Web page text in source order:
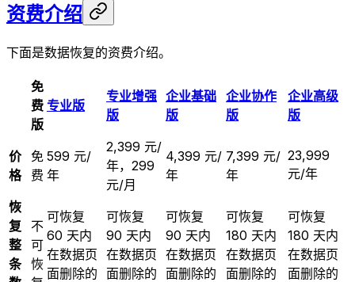
资费介绍
下面是数据恢复的资费介绍。
免
费
版
专业版
专业增强
版
企业基础
版
企业协作
版
企业高级
版
价
格
免
费
599 元/
年
2,399 元/
年，299
元/月
4,399 元/
年
7,399 元/
年
23,999
元/年
恢
复
整
条
不
可
恢
可恢复
60 天内
在数据页
面删除的
可恢复
90 天内
在数据页
面删除的
可恢复
90 天内
在数据页
面删除的
可恢复
180 天内
在数据页
面删除的
可恢复
180 天内
在数据页
面删除的